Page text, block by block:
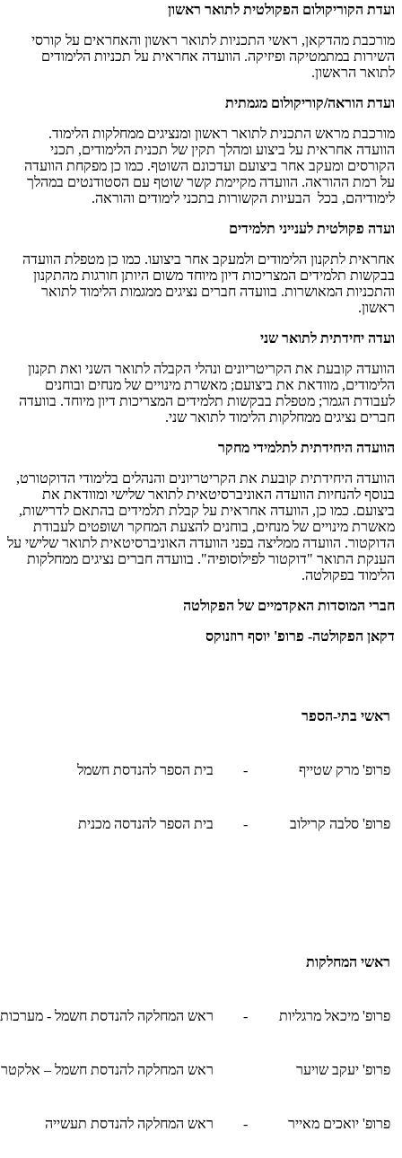
ועדת הקוריקולום הפקולטית לתואר ראשון
מורכבת מהדקאן, ראשי התכניות לתואר ראשון והאחראים על קורסי
השירות במתמטיקה ופיזיקה. הוועדה אחראית על תכניות הלימודים
לתואר הראשון.
ועדת הוראה/קוריקולום מגמתית
מורכבת מראש התכנית לתואר ראשון ומנציגים ממחלקות הלימוד.
הוועדה אחראית על ביצוע ומהלך תקין של תכנית הלימודים, תכני
הקורסים ומעקב אחר ביצועם ועדכונם השוטף. כמו כן מפקחת הוועדה
על רמת ההוראה. הוועדה מקיימת קשר שוטף עם הסטודנטים במהלך
לימודיהם, בכל הבעיות הקשורות בתכני לימודים והוראה.
ועדה פקולטית לענייני תלמידים
אחראית לתקנון הלימודים ולמעקב אחר ביצועו. כמו כן מטפלת הוועדה
בבקשות תלמידים המצריכות דיון מיוחד משום היותן חורגות מהתקנון
והתכניות המאושרות. בוועדה חברים נציגים ממגמות הלימוד לתואר
ראשון.
ועדה יחידתית לתואר שני
הוועדה קובעת את הקריטריונים ונהלי הקבלה לתואר השני ואת תקנון
הלימודים, מוודאת את ביצועם; מאשרת מינויים של מנחים ובוחנים
לעבודת הגמר; מטפלת בבקשות תלמידים המצריכות דיון מיוחד. בוועדה
חברים נציגים ממחלקות הלימוד לתואר שני.
הוועדה היחידתית לתלמידי מחקר
הוועדה היחידתית קובעת את הקריטריונים והנהלים בלימודי הדוקטורט,
בנוסף להנחיות הוועדה האוניברסיטאית לתואר שלישי ומוודאת את
ביצועם. כמו כן, הוועדה אחראית על קבלת תלמידים בהתאם לדרישות,
מאשרת מינויים של מנחים, בוחנים להצעת המחקר ושופטים לעבודת
הדוקטור. הוועדה ממליצה בפני הוועדה האוניברסיטאית לתואר שלישי על
הענקת התואר "דוקטור לפילוסופיה". בוועדה חברים נציגים ממחלקות
הלימוד בפקולטה.
חברי המוסדות האקדמיים של הפקולטה
דקאן הפקולטה- פרופ' יוסף רוזנוקס
ראשי בתי-הספר
פרופ' מרק שטייף - בית הספר להנדסת חשמל
פרופ' סלבה קרילוב - בית הספר להנדסה מכנית
ראשי המחלקות
פרופ' מיכאל מרגליות - ראש המחלקה להנדסת חשמל - מערכות
פרופ' יעקב שויער ראש המחלקה להנדסת חשמל –
פרופ' יואכים מאייר - ראש המחלקה להנדסת תעשייה